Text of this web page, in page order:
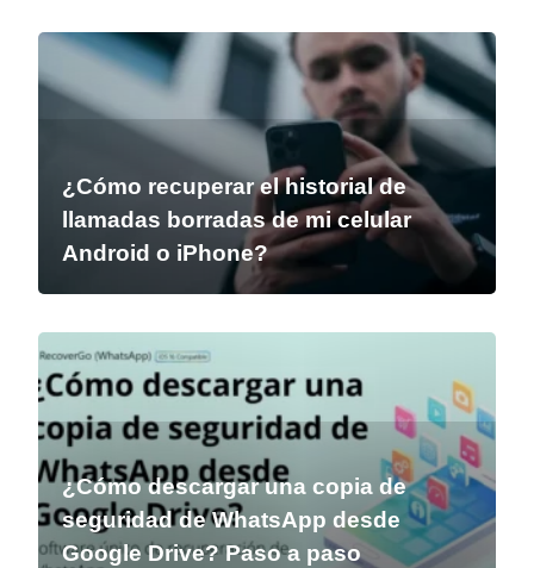
¿Cómo recuperar el historial de
llamadas borradas de mi celular
Android o iPhone?
¿Cómo descargar una copia de
seguridad de WhatsApp desde
Google Drive? Paso a paso